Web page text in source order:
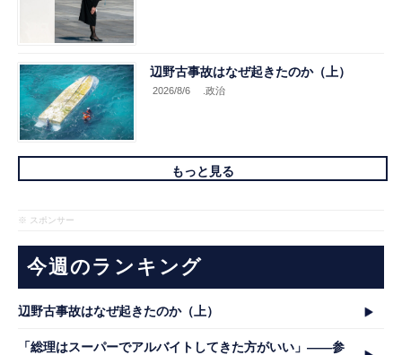
辺野古事故はなぜ起きたのか（上）
2026/8/6 .政治
もっと見る
※ スポンサー
今週のランキング
辺野古事故はなぜ起きたのか（上）
「総理はスーパーでアルバイトしてきた方がいい」――参